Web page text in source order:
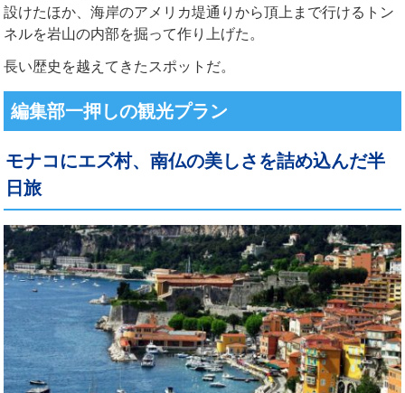
設けたほか、海岸のアメリカ堤通りから頂上まで行けるトン
ネルを岩山の内部を掘って作り上げた。
長い歴史を越えてきたスポットだ。
編集部一押しの観光プラン
モナコにエズ村、南仏の美しさを詰め込んだ半
日旅